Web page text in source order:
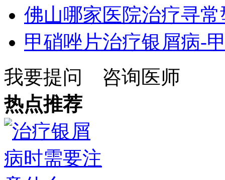
佛山哪家医院治疗寻
甲硝唑片治疗银屑病-
我要提问
咨询医师
热点推荐